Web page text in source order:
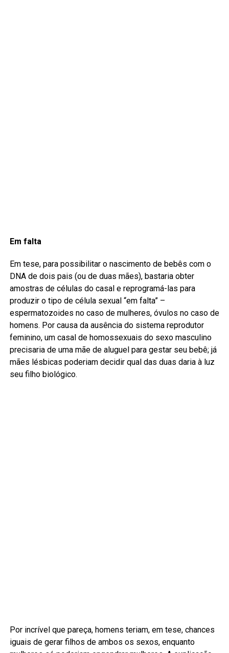
Em falta
Em tese, para possibilitar o nascimento de bebês com o
DNA de dois pais (ou de duas mães), bastaria obter
amostras de células do casal e reprogramá-las para
produzir o tipo de célula sexual “em falta” –
espermatozoides no caso de mulheres, óvulos no caso de
homens. Por causa da ausência do sistema reprodutor
feminino, um casal de homossexuais do sexo masculino
precisaria de uma mãe de aluguel para gestar seu bebê; já
mães lésbicas poderiam decidir qual das duas daria à luz
seu filho biológico.
Por incrível que pareça, homens teriam, em tese, chances
iguais de gerar filhos de ambos os sexos, enquanto